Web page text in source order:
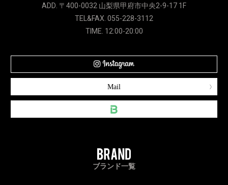
ADD. 〒400-0032 山梨県甲府市中央2-9-17 1F
TEL&FAX. 055-228-3112
TIME. 12:00-20:00
Mail
ブランド一覧